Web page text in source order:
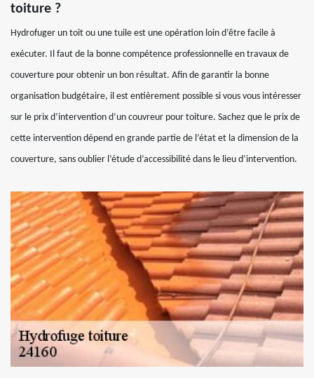
toiture ?
Hydrofuger un toit ou une tuile est une opération loin d’être facile à
exécuter. Il faut de la bonne compétence professionnelle en travaux de
couverture pour obtenir un bon résultat. Afin de garantir la bonne
organisation budgétaire, il est entièrement possible si vous vous intéresser
sur le prix d’intervention d’un couvreur pour toiture. Sachez que le prix de
cette intervention dépend en grande partie de l’état et la dimension de la
couverture, sans oublier l’étude d’accessibilité dans le lieu d’intervention.